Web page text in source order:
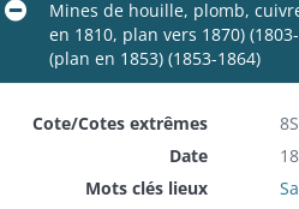
Mines de houille, plomb,
en 1810, plan vers 1870)
(plan en 1853) (1853-1864)
Cote/Cotes extrêmes
Date
Mots clés lieux